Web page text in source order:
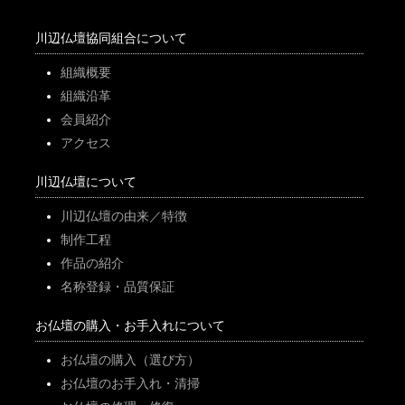
川辺仏壇協同組合について
組織概要
組織沿革
会員紹介
アクセス
川辺仏壇について
川辺仏壇の由来／特徴
制作工程
作品の紹介
名称登録・品質保証
お仏壇の購入・お手入れについて
お仏壇の購入（選び方）
お仏壇のお手入れ・清掃